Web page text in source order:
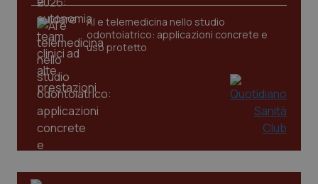
AI e telemedicina nello studio
odontoiatrico: applicazioni concrete e
uso protetto
CookieScriptConsent
CookieScript
5